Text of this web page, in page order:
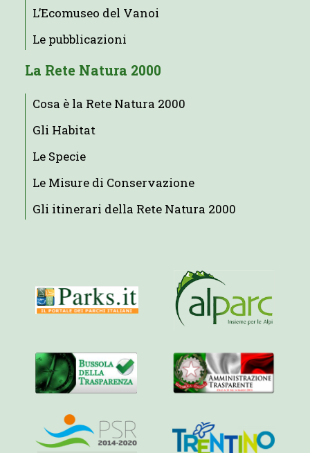
L’Ecomuseo del Vanoi
Le pubblicazioni
La Rete Natura 2000
Cosa è la Rete Natura 2000
Gli Habitat
Le Specie
Le Misure di Conservazione
Gli itinerari della Rete Natura 2000